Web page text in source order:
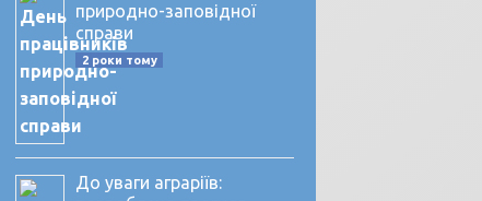
природно-заповідної
справи
2 роки тому
До уваги аграріїв: